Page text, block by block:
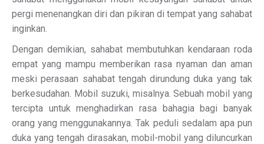
pergi menenangkan diri dan pikiran di tempat yang sahabat
inginkan.
Dengan demikian, sahabat membutuhkan kendaraan roda
empat yang mampu memberikan rasa nyaman dan aman
meski perasaan sahabat tengah dirundung duka yang tak
berkesudahan. Mobil suzuki, misalnya. Sebuah mobil yang
tercipta untuk menghadirkan rasa bahagia bagi banyak
orang yang menggunakannya. Tak peduli sedalam apa pun
duka yang tengah dirasakan, mobil-mobil yang diluncurkan